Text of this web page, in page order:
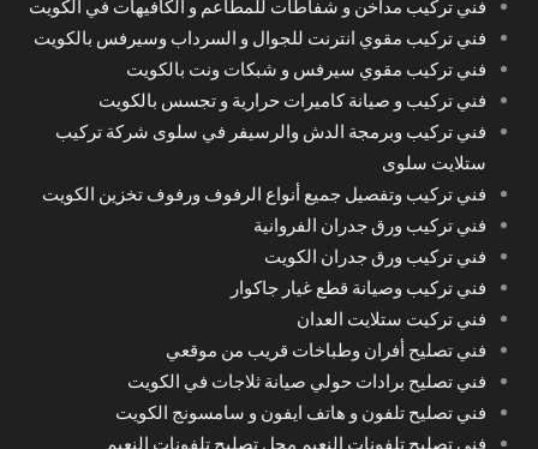
فني تركيب مداخن و شفاطات للمطاعم و الكافيهات في الكويت
فني تركيب مقوي انترنت للجوال و السرداب وسيرفس بالكويت
فني تركيب مقوي سيرفس و شبكات ونت بالكويت
فني تركيب و صيانة كاميرات حرارية و تجسس بالكويت
فني تركيب وبرمجة الدش والرسيفر في سلوى شركة تركيب
ستلايت سلوى
فني تركيب وتفصيل جميع أنواع الرفوف ورفوف تخزين الكويت
فني تركيب ورق جدران الفروانية
فني تركيب ورق جدران الكويت
فني تركيب وصيانة قطع غيار جاكوار
فني تركيت ستلايت العدان
فني تصليح أفران وطباخات قريب من موقعي
فني تصليح برادات حولي صيانة ثلاجات في الكويت
فني تصليح تلفون و هاتف ايفون و سامسونج الكويت
فني تصليح تلفونات النعيم محل تصليح تلفونات النعيم